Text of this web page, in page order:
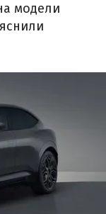
модели